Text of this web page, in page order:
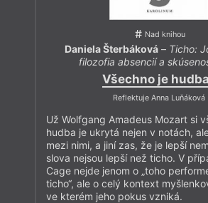
Nad knihou
Daniela Šterbáková – Ticho:
filozofia absencií a
Všechno je
Reflektuje Anna Luňáková
Už Wolfgang Amadeus Mozart si
hudba je ukrytá nejen v notách,
mezi nimi, a jiní zas, že je lepší
slova nejsou lepší než ticho. V
Cage nejde jenom o „toho
ticho“, ale o celý kontext
ve kterém jeho pokus vzniká.